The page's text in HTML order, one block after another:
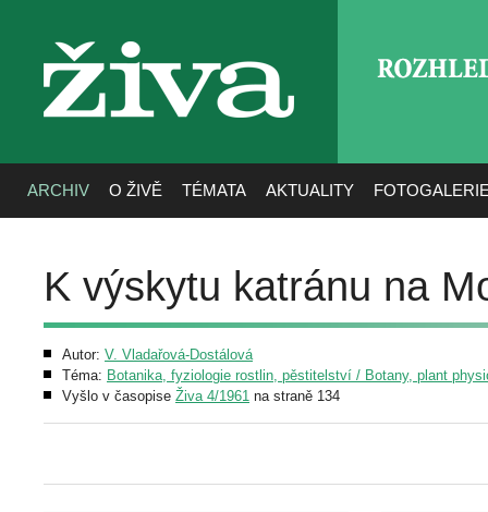
živa
ARCHIV O ŽIVĚ TÉMATA AKTUALITY
K výskytu katránu na
Autor: V. Vladařová-Dostálová
Téma: Botanika, fyziologie rostlin, pěstitelství / Botany, plant
Vyšlo v časopise Živa 4/1961 na straně 134